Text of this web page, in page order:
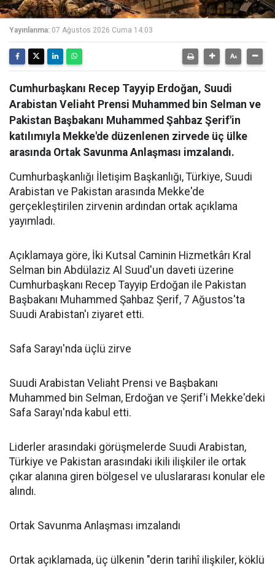
Yayınlanma: 07 Ağustos 2026 Cuma 14:03
Cumhurbaşkanı Recep Tayyip Erdoğan, Suudi
Arabistan Veliaht Prensi Muhammed bin Selman ve
Pakistan Başbakanı Muhammed Şahbaz Şerif'in
katılımıyla Mekke'de düzenlenen zirvede üç ülke
arasında Ortak Savunma Anlaşması imzalandı.
Cumhurbaşkanlığı İletişim Başkanlığı, Türkiye, Suudi
Arabistan ve Pakistan arasında Mekke'de
gerçekleştirilen zirvenin ardından ortak açıklama
yayımladı.
Açıklamaya göre, İki Kutsal Caminin Hizmetkârı Kral
Selman bin Abdülaziz Al Suud'un daveti üzerine
Cumhurbaşkanı Recep Tayyip Erdoğan ile Pakistan
Başbakanı Muhammed Şahbaz Şerif, 7 Ağustos'ta
Suudi Arabistan'ı ziyaret etti.
Safa Sarayı'nda üçlü zirve
Suudi Arabistan Veliaht Prensi ve Başbakanı
Muhammed bin Selman, Erdoğan ve Şerif'i Mekke'deki
Safa Sarayı'nda kabul etti.
Liderler arasındaki görüşmelerde Suudi Arabistan,
Türkiye ve Pakistan arasındaki ikili ilişkiler ile ortak
çıkar alanına giren bölgesel ve uluslararası konular ele
alındı.
Ortak Savunma Anlaşması imzalandı
Ortak açıklamada, üç ülkenin "derin tarihî ilişkiler, köklü